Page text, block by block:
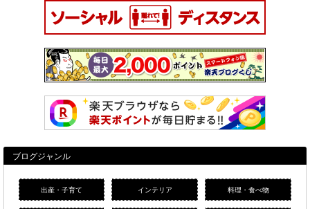
ブログジャンル
出産・子育て インテリア 料理・食べ物